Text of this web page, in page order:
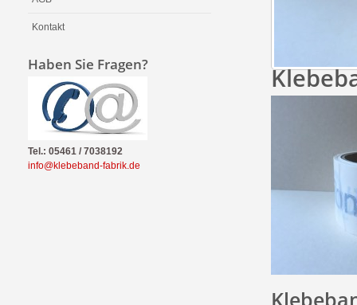
Kontakt
Haben Sie Fragen?
Tel.: 05461 / 7038192
info@klebeband-fabrik.de